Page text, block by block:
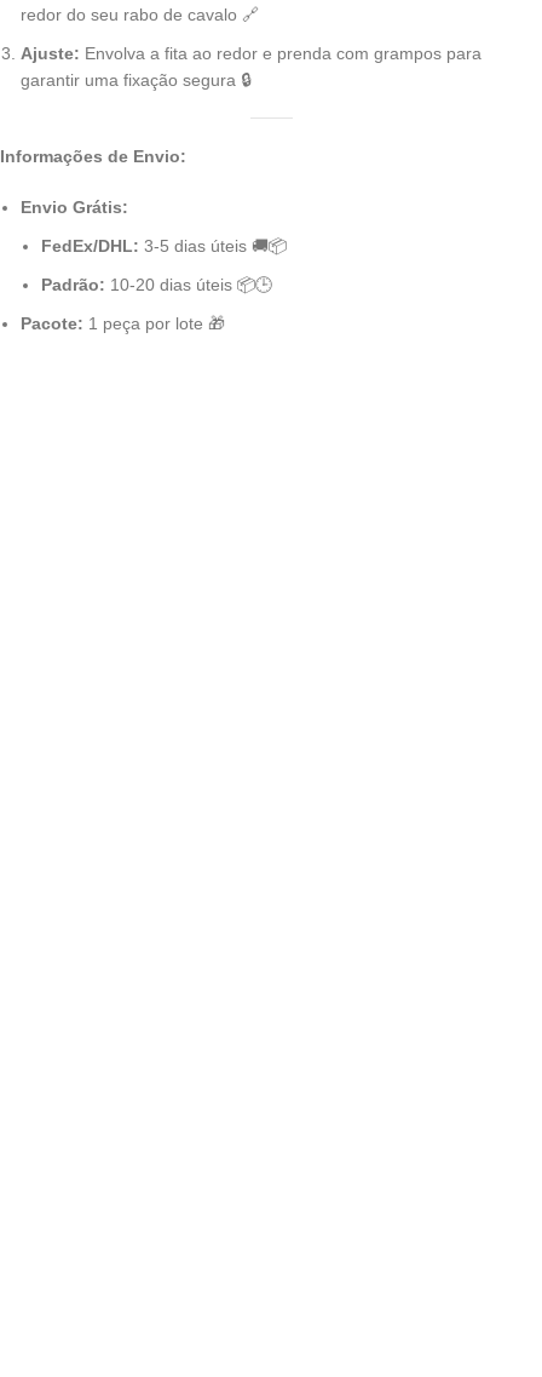
redor do seu rabo de cavalo 🔗
Ajuste: Envolva a fita ao redor e prenda com grampos para
garantir uma fixação segura 🔒
Informações de Envio:
Envio Grátis:
FedEx/DHL: 3-5 dias úteis 🚚📦
Padrão: 10-20 dias úteis 📦🕒
Pacote: 1 peça por lote 🎁